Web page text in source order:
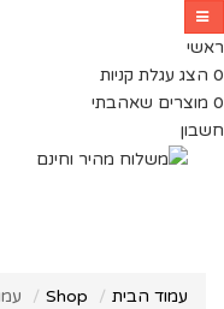
עגלת קניות
שאהבתי
עמוד הבית Shop עמוד 5